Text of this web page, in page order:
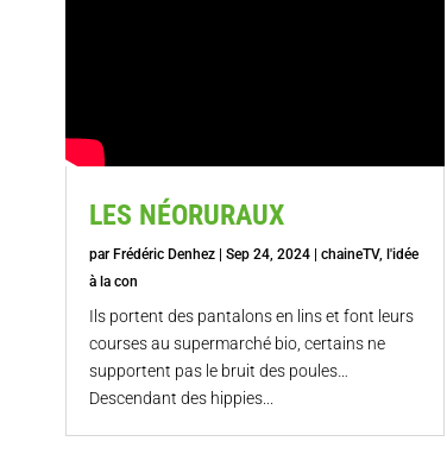
LES NÉORURAUX
par Frédéric Denhez |Sep 24, 2024 |chaineTV, l'idée
à la con
Ils portent des pantalons en lins et font leurs
courses au supermarché bio, certains ne
supportent pas le bruit des poules…
Descendant des hippies...